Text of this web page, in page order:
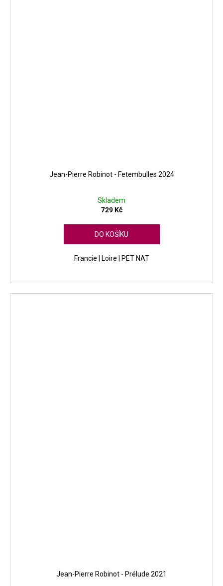
Jean-Pierre Robinot - Fetembulles 2024
Skladem
729 Kč
DO KOŠÍKU
Francie | Loire | PET NAT
Jean-Pierre Robinot - Prélude 2021